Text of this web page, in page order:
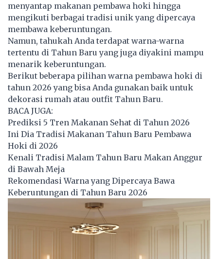
menyantap makanan pembawa hoki hingga
mengikuti berbagai tradisi unik yang dipercaya
membawa keberuntungan.
Namun, tahukah Anda terdapat warna-warna
tertentu di Tahun Baru yang juga diyakini mampu
menarik keberuntungan.
Berikut beberapa pilihan warna pembawa hoki di
tahun 2026 yang bisa Anda gunakan baik untuk
dekorasi rumah atau outfit Tahun Baru.
BACA JUGA:
Prediksi 5 Tren Makanan Sehat di Tahun 2026
Ini Dia Tradisi Makanan Tahun Baru Pembawa
Hoki di 2026
Kenali Tradisi Malam Tahun Baru Makan Anggur
di Bawah Meja
Rekomendasi Warna yang Dipercaya Bawa
Keberuntungan di Tahun Baru 2026